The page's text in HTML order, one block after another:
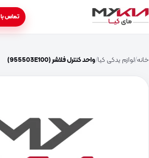
تماس
خانه لوازم یدکی کیا واحد کنترل فلاشر (955503E100)